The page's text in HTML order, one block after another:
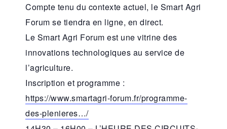
Compte tenu du contexte actuel, le Smart Agri
Forum se tiendra en ligne, en direct.
Le Smart Agri Forum est une vitrine des
innovations technologiques au service de
l’agriculture.
Inscription et programme :
https://www.smartagri-forum.fr/programme-
des-plenieres…/